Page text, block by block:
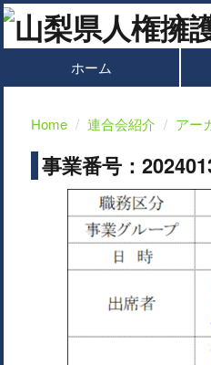
ホーム
Home 連合会紹介 アー
事業番号：